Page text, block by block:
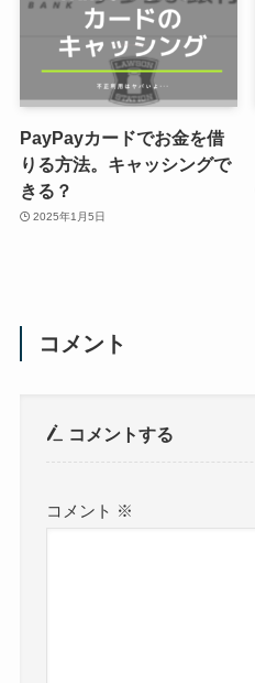
PayPayカードでお金を借
りる方法。キャッシングで
きる？
2025年1月5日
コメント
コメントする
コメント ※